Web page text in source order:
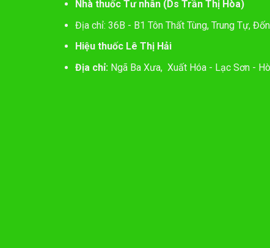
Nhà thuốc Tư nhân (Ds Trần Thị Hòa)
Địa chỉ: 36B - B1 Tôn Thất Tùng, Trung Tự,
Hiệu thuốc Lê Thị Hải
Địa chỉ: Ngã Ba Xưa, Xuất Hóa - Lạc Sơn -